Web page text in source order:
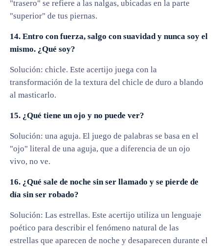
"trasero" se refiere a las nalgas, ubicadas en la parte
"superior" de tus piernas.
14. Entro con fuerza, salgo con suavidad y nunca soy el
mismo. ¿Qué soy?
Solución: chicle. Este acertijo juega con la
transformación de la textura del chicle de duro a blando
al masticarlo.
15. ¿Qué tiene un ojo y no puede ver?
Solución: una aguja. El juego de palabras se basa en el
"ojo" literal de una aguja, que a diferencia de un ojo
vivo, no ve.
16. ¿Qué sale de noche sin ser llamado y se pierde de
día sin ser robado?
Solución: Las estrellas. Este acertijo utiliza un lenguaje
poético para describir el fenómeno natural de las
estrellas que aparecen de noche y desaparecen durante el